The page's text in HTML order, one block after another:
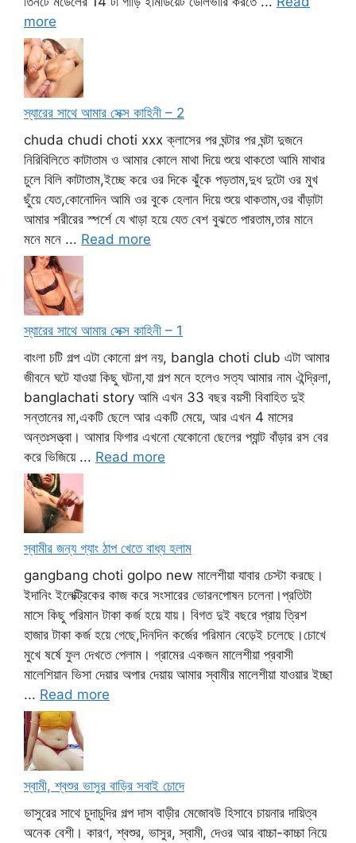
more
স্যারের সাথে আমার সেক্স কাহিনী – 2
chuda chudi choti xxx ক্লাসের পর ঘন্টার পর ঘন্টা দুজনে
নিরিবিলিতে কাটাতাম ও আমার কোলে মাথা দিয়ে শুয়ে থাকতো আমি মাথার
চুলে বিলি কাটাতাম,ইচ্ছে করে ওর দিকে ঝুঁকে পড়তাম,দুধ দুটো ওর মুখ
ছুঁয়ে যেত,কোনোদিন আমি ওর বুকে হেলান দিয়ে শুয়ে থাকতাম,ওর বাঁড়াটা
আমার শরীরের স্পর্শে যে খাড়া হয়ে যেত বেশ বুঝতে পারতাম,তার মানে
মনে মনে ... Read more
স্যারের সাথে আমার সেক্স কাহিনী – 1
বাংলা চটি গল্প এটা কোনো গল্প নয়, bangla choti club এটা আমার
জীবনে ঘটে যাওয়া কিছু ঘটনা,যা গল্প মনে হলেও সত্য আমার নাম ঐন্দ্রিলা,
banglachati story আমি এখন 33 বছর বয়সী বিবাহিত দুই
সন্তানের মা,একটি ছেলে আর একটি মেয়ে, আর এখন 4 মাসের
অন্তঃসত্ত্বা। আমার ফিগার এখনো যেকোনো ছেলের প্যান্ট বাঁড়ার রস বের
করে ভিজিয়ে ... Read more
স্বামীর জন্য গ্যাং ঠাপ খেতে বাধ্য হলাম
gangbang choti golpo new মালেশীয়া যাবার চেস্টা করছে।
ইদানিং ইলেক্ট্রিকের কাজ করে সংসারের ভোরনপোষন চলেনা।প্রতিটা
মাসে কিছু পরিমান টাকা কর্জ হয়ে যায়। বিগত দুই বছরে প্রায় ত্রিশ
হাজার টাকা কর্জ হয়ে গেছে,দিনদিন কর্জের পরিমান বেড়েই চলেছে।চোখে
মুখে ষর্ষে ফুল দেখতে পেলাম। গ্রামের একজন মালেশীয়া প্রবাসী
মালেশিয়ান ভিসা দেয়ার অপার দেয়ায় আমার স্বামীর মালেশীয়া যাওয়ার ইচ্ছা
... Read more
স্বামী, শ্বশুর ভাসুর বাড়ির সবাই চোদে
ভাসুরের সাথে চুদাচুদির গল্প দাস বাড়ীর মেজোবউ হিসাবে চায়নার দায়িত্ব
অনেক বেশী। কারণ, শ্বশুর, ভাসুর, স্বামী, দেওর আর বাচ্চা-কাচ্চা নিয়ে